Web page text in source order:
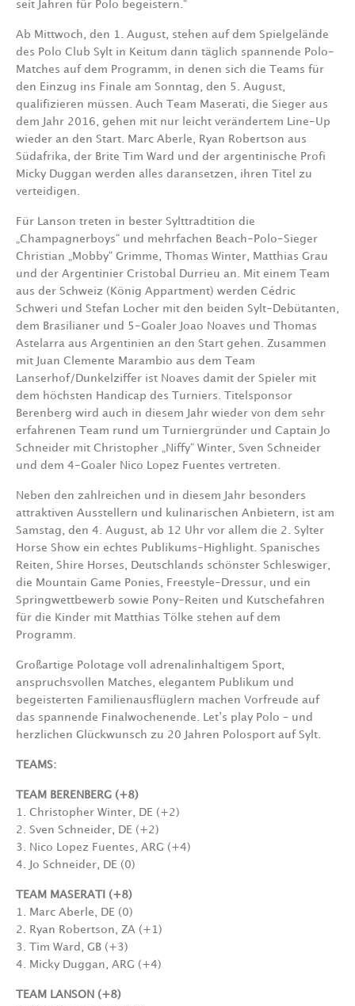
seit Jahren für Polo begeistern.“
Ab Mittwoch, den 1. August, stehen auf dem Spielgelände
des Polo Club Sylt in Keitum dann täglich spannende Polo-
Matches auf dem Programm, in denen sich die Teams für
den Einzug ins Finale am Sonntag, den 5. August,
qualifizieren müssen. Auch Team Maserati, die Sieger aus
dem Jahr 2016, gehen mit nur leicht verändertem Line-Up
wieder an den Start. Marc Aberle, Ryan Robertson aus
Südafrika, der Brite Tim Ward und der argentinische Profi
Micky Duggan werden alles daransetzen, ihren Titel zu
verteidigen.
Für Lanson treten in bester Sylttradtition die
„Champagnerboys“ und mehrfachen Beach-Polo-Sieger
Christian „Mobby“ Grimme, Thomas Winter, Matthias Grau
und der Argentinier Cristobal Durrieu an. Mit einem Team
aus der Schweiz (König Appartment) werden Cédric
Schweri und Stefan Locher mit den beiden Sylt-Debütanten,
dem Brasilianer und 5-Goaler Joao Noaves und Thomas
Astelarra aus Argentinien an den Start gehen. Zusammen
mit Juan Clemente Marambio aus dem Team
Lanserhof/Dunkelziffer ist Noaves damit der Spieler mit
dem höchsten Handicap des Turniers. Titelsponsor
Berenberg wird auch in diesem Jahr wieder von dem sehr
erfahrenen Team rund um Turniergründer und Captain Jo
Schneider mit Christopher „Niffy“ Winter, Sven Schneider
und dem 4-Goaler Nico Lopez Fuentes vertreten.
Neben den zahlreichen und in diesem Jahr besonders
attraktiven Ausstellern und kulinarischen Anbietern, ist am
Samstag, den 4. August, ab 12 Uhr vor allem die 2. Sylter
Horse Show ein echtes Publikums-Highlight. Spanisches
Reiten, Shire Horses, Deutschlands schönster Schleswiger,
die Mountain Game Ponies, Freestyle-Dressur, und ein
Springwettbewerb sowie Pony-Reiten und Kutschefahren
für die Kinder mit Matthias Tölke stehen auf dem
Programm.
Großartige Polotage voll adrenalinhaltigem Sport,
anspruchsvollen Matches, elegantem Publikum und
begeisterten Familienausflüglern machen Vorfreude auf
das spannende Finalwochenende. Let’s play Polo – und
herzlichen Glückwunsch zu 20 Jahren Polosport auf Sylt.
TEAMS:
TEAM BERENBERG (+8)
1. Christopher Winter, DE (+2)
2. Sven Schneider, DE (+2)
3. Nico Lopez Fuentes, ARG (+4)
4. Jo Schneider, DE (0)
TEAM MASERATI (+8)
1. Marc Aberle, DE (0)
2. Ryan Robertson, ZA (+1)
3. Tim Ward, GB (+3)
4. Micky Duggan, ARG (+4)
TEAM LANSON (+8)